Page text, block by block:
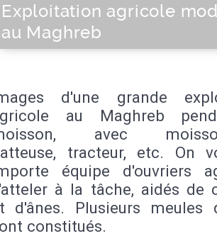
Exploitation agricole
au Maghreb
d'une grande
au Maghreb
avec
tracteur, etc. On
équipe d'ouvriers
à la tâche, aidés de
d'ânes. Plusieurs meules
constitués.